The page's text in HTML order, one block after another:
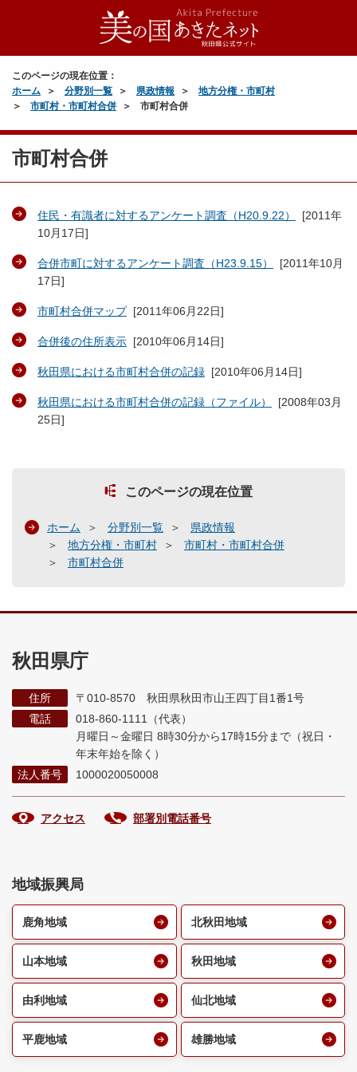
このページの現在位置：
ホーム
分野別一覧 県政情報
地方分権・市町村
市町村・市町村合併
市町村合併
市町村合併
住民・有識者に対するアンケート調査（H20.9.22） [2011年
10月17日]
合併市町に対するアンケート調査（H23.9.15） [2011年10月
17日]
市町村合併マップ[2011年06月22日]
合併後の住所表示 [2010年06月14日]
秋田県における市町村合併の記録 [2010年06月14日]
秋田県における市町村合併の記録（ファイル） [2008年03月
25日]
このページの現在位置
ホーム 分野別一覧
県政情報
地方分権・市町村
市町村・市町村合併
市町村合併
秋田県庁
住所
〒010-8570 秋田県秋田市山王四丁目1番1号
電話
018-860-1111（代表）
月曜日～金曜日 8時30分から17時15分まで （祝日・
年末年始を除く）
法人番号
1000020050008
アクセス 部署別電話番号
地域振興局
鹿角地域 北秋田地域
山本地域 秋田地域
由利地域 仙北地域
平鹿地域 雄勝地域